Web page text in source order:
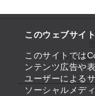
このウェブサイ
このサイトでは
ンテンツ広告や
ユーザーによる
ソーシャルメデ
中小企業